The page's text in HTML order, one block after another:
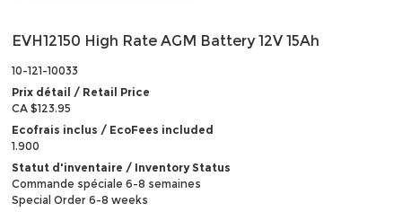
EVH12150 High Rate AGM Battery 12V 15Ah
10-121-10033
Prix détail / Retail Price
CA $123.95
Ecofrais inclus / EcoFees included
1.900
Statut d'inventaire / Inventory Status
Commande spéciale 6-8 semaines
Special Order 6-8 weeks